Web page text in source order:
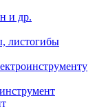
и др.
листогибы